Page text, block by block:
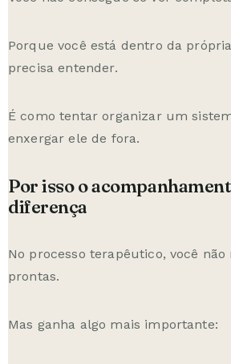
Porque você está dentro da
precisa entender.
É como tentar organizar um
enxergar ele de fora.
Por isso o
diferença
No processo terapêutico, você não
prontas.
Mas ganha algo mais importante: